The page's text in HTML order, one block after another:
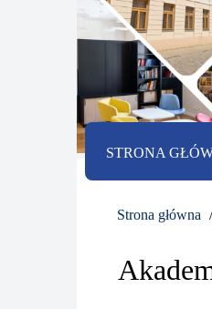
STRONA
Strona główna